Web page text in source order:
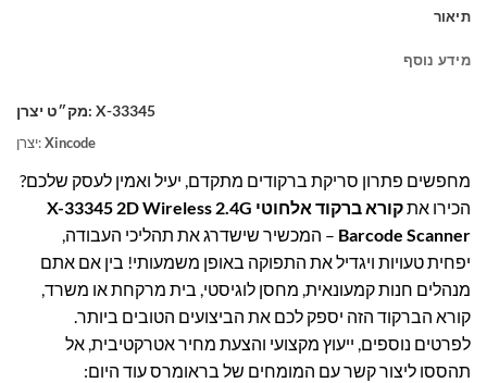
תיאור
מידע נוסף
מק״ט יצרן: X-33345
יצרן:Xincode
מחפשים פתרון סריקת ברקודים מתקדם, יעיל ואמין לעסק שלכם?
הכירו את
קורא ברקוד אלחוטי X-33345 2D Wireless 2.4G
Barcode Scanner – המכשיר שישדרג את תהליכי העבודה,
יפחית טעויות ויגדיל את התפוקה באופן משמעותי! בין אם אתם
מנהלים חנות קמעונאית, מחסן לוגיסטי, בית מרקחת או משרד,
קורא הברקוד הזה יספק לכם את הביצועים הטובים ביותר.
לפרטים נוספים, ייעוץ מקצועי והצעת מחיר אטרקטיבית, אל
תהססו ליצור קשר עם המומחים של בראומרס עוד היום: